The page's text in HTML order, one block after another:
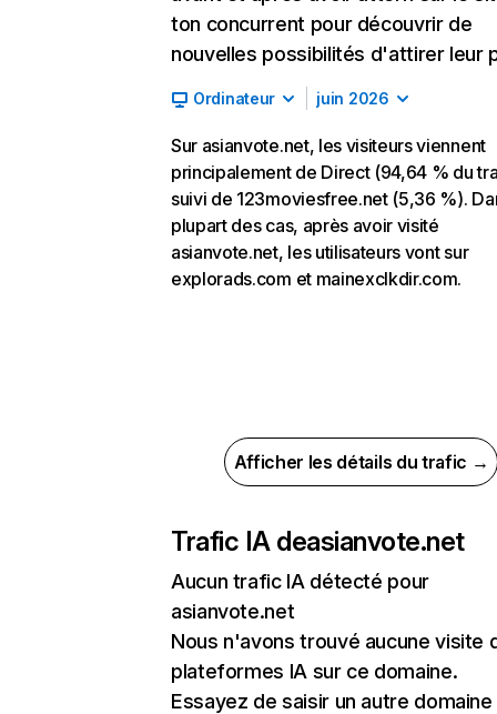
ton concurrent pour découvrir de
nouvelles possibilités d'attirer leur
Ordinateur juin 2026
Sur asianvote.net, les visiteurs viennent
principalement de Direct (94,64 % du
suivi de 123moviesfree.net (5,36 %).
plupart des cas, après avoir visité
asianvote.net, les utilisateurs vont sur
explorads.com et mainexclkdir.com.
Afficher les détails du trafic →
Trafic IA deasianvote.net
Aucun trafic IA détecté pour
asianvote.net
Nous n'avons trouvé aucune visite
plateformes IA sur ce domaine.
Essayez de saisir un autre domaine